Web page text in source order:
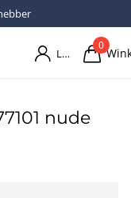
Login
0
nude